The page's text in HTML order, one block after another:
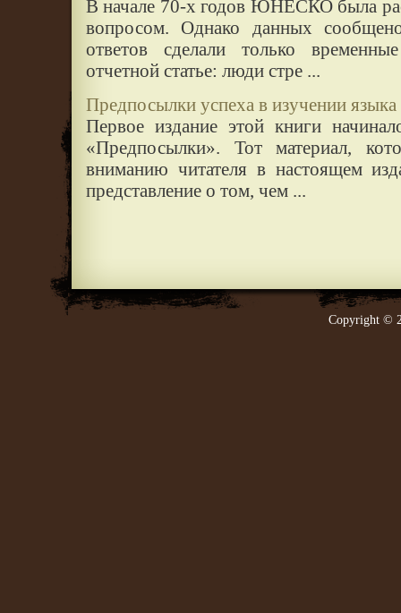
В начале 70-х годов ЮНЕСКО была
вопросом. Однако данных
ответов сделали только
отчетной статье: люди стре ...
Предпосылки успеха в изучении языка
Первое издание этой книги
«Предпосылки». Тот материал,
вниманию читателя в настоящем
представление о том, чем ...
Copyright ©